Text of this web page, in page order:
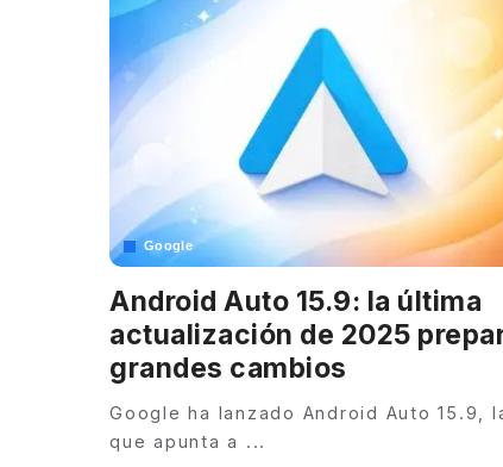
Google
Android Auto 15.9: la última
actualización de 2025
grandes cambios
Google ha lanzado Android Auto 15.9,
que apunta a ...